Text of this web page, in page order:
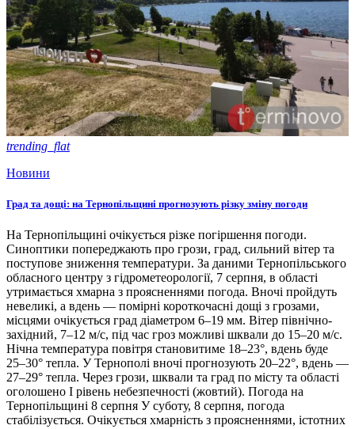
trending_flat
Новини
Град та дощі: на Тернопільщині прогнозують різку зміну погоди
На Тернопільщині очікується різке погіршення погоди.
Синоптики попереджають про грози, град, сильний вітер та
поступове зниження температури. За даними Тернопільського
обласного центру з гідрометеорології, 7 серпня, в області
утримається хмарна з проясненнями погода. Вночі пройдуть
невеликі, а вдень — помірні короткочасні дощі з грозами,
місцями очікується град діаметром 6–19 мм. Вітер північно-
західний, 7–12 м/с, під час гроз можливі шквали до 15–20 м/с.
Нічна температура повітря становитиме 18–23°, вдень буде
25–30° тепла. У Тернополі вночі прогнозують 20–22°, вдень —
27–29° тепла. Через грози, шквали та град по місту та області
оголошено І рівень небезпечності (жовтий). Погода на
Тернопільщині 8 серпня У суботу, 8 серпня, погода
стабілізується. Очікується хмарність з проясненнями, істотних